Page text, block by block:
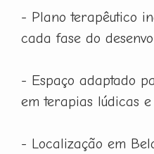
- Plano terapêutico
cada fase do
- Espaço adaptado
em terapias lúdicas e
- Localização em